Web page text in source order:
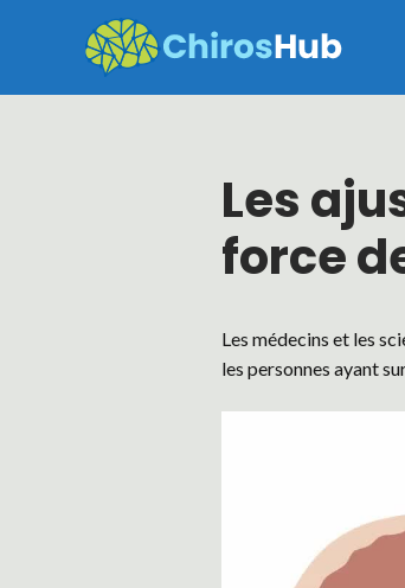
Les
force
Les médecins et les
les personnes ayant